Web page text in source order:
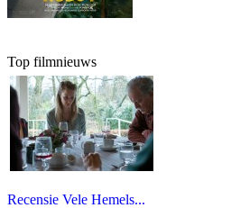
Top filmnieuws
Recensie Vele Hemels...